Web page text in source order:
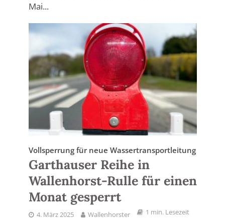
Mai...
Vollsperrung für neue Wassertransportleitung
Garthauser Reihe in
Wallenhorst-Rulle für einen
Monat gesperrt
4. März 2025 Wallenhorster 1 min. Lesezeit